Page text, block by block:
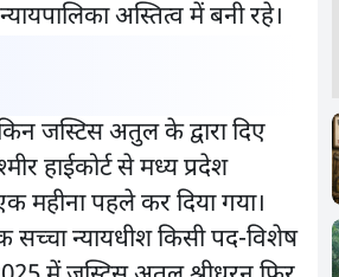
अस्तित्व में बनी रहे।
जस्टिस अतुल के द्वारा दिए
हाईकोर्ट से मध्य प्रदेश
महीना पहले कर दिया गया।
न्यायधीश किसी पद-विशेष